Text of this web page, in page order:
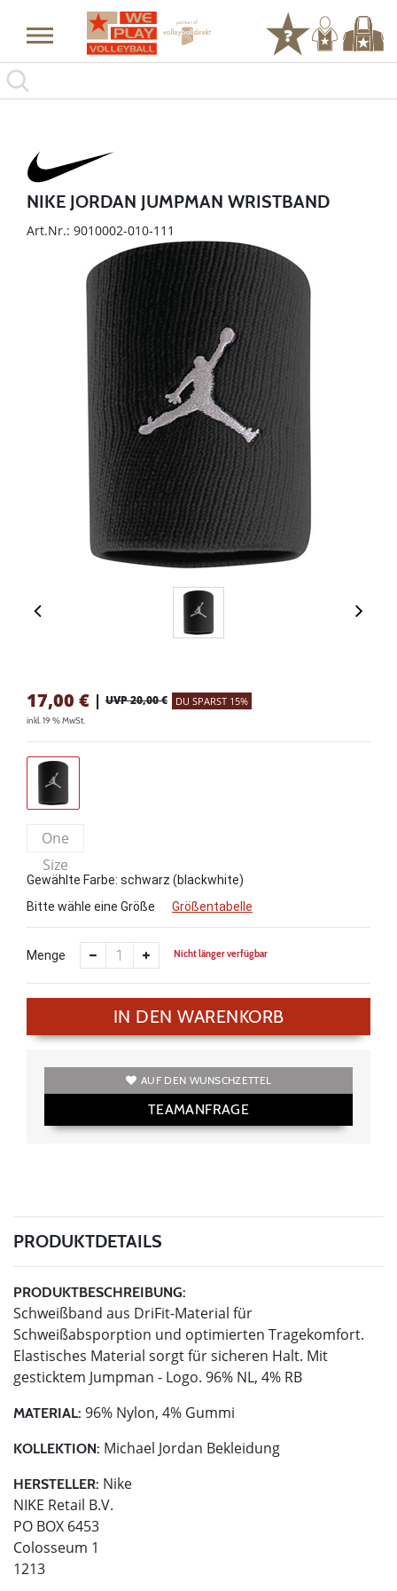
NIKE JORDAN JUMPMAN WRISTBAND
Art.Nr.: 9010002-010-111
17,00 € | UVP 20,00 € DU SPARST 15%
inkl. 19 % MwSt.
One
Size
Gewählte Farbe: schwarz (blackwhite)
Bitte wähle eine Größe
Größentabelle
Menge Nicht länger verfügbar
IN DEN WARENKORB
AUF DEN WUNSCHZETTEL
TEAMANFRAGE
PRODUKTDETAILS
PRODUKTBESCHREIBUNG:
Schweißband aus DriFit-Material für
Schweißabsporption und optimierten Tragekomfort.
Elastisches Material sorgt für sicheren Halt. Mit
gesticktem Jumpman - Logo. 96% NL, 4% RB
MATERIAL: 96% Nylon, 4% Gummi
KOLLEKTION: Michael Jordan Bekleidung
HERSTELLER: Nike
NIKE Retail B.V.
PO BOX 6453
Colosseum 1
1213